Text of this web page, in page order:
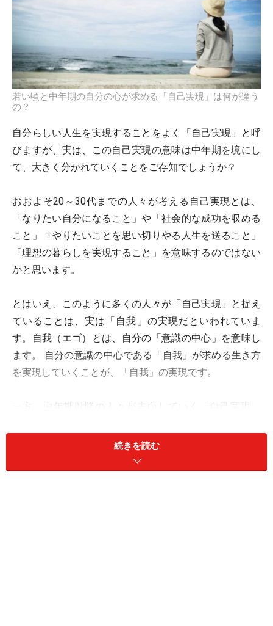
若い頃と中年期の自分の心が求める「自己実現」は何が違う
の？
自分らしい人生を実現することをよく「自己実現」と呼
びますが、実は、この自己実現の意味は中年期を境にし
て、大きく分かれていくことをご存知でしょうか？
おおよそ20～30代までの人々が考える自己実現とは、
「なりたい自分になること」や「社会的な成功を収める
こと」「やりたいことを思い切りやる人生を送ること」
「理想の暮らしを実現すること」を意味するのではない
かと思います。
とはいえ、このように多くの人々が「自己実現」と捉え
ていることは、実は「自我」の実現だといわれていま
す。自我（エゴ）とは、自分の「意識の中心」を意味し
ます。 自分の意識の中心である「自我」が求める生き方
を実現していくことが、「自我」の実現です。
一方、中年期以降の人々が志向していく「自己実現」
自我の奥には自我よりもっともっと大きく、自分が普
段、意識することのできない「無意識」という領域があ
続きを読む